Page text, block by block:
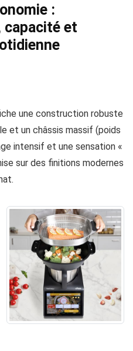
:
et
une construction robuste
et un châssis massif (poids
intensif et une sensation «
sur des finitions modernes